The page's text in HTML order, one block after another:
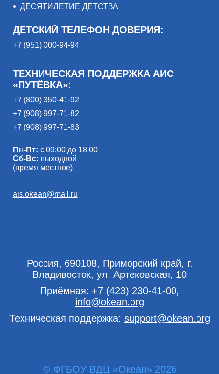
ДЕСЯТИЛЕТИЕ ДЕТСТВА
ДЕТСКИЙ ТЕЛЕФОН ДОВЕРИЯ:
+7 (951) 000-94-94
ТЕХНИЧЕСКАЯ ПОДДЕРЖКА АИС
«ПУТЁВКА»:
+7 (800) 350-41-92
+7 (908) 997-71-82
+7 (908) 997-71-83
Пн-Пт: с 09:00 до 18:00
Сб-Вс: выходной
(время местное)
ais.okean@mail.ru
Россия, 690108, Приморский край, г.
Владивосток, ул. Артековская, 10
Приёмная: +7 (423) 230-41-00,
info@okean.org
Техническая поддержка: support@okean.org
© ФГБОУ ВДЦ «Океан» 2026